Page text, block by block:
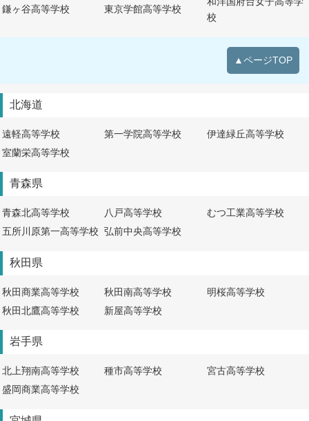
鎌ヶ谷高等学校 東京学館高等学校
校
▲ページTOP
北海道
遠軽高等学校 第一学院高等学校
伊達緑丘高等学校
室蘭栄高等学校
青森県
青森北高等学校 八戸高等学校
むつ工業高等学校
五所川原第一高等学校 弘前中央高等学校
秋田県
秋田商業高等学校 秋田南高等学校
明桜高等学校
秋田北鷹高等学校
新屋高等学校
岩手県
北上翔南高等学校 種市高等学校
宮古高等学校
盛岡商業高等学校